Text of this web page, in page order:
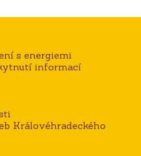
s energiemi
informací
Královéhradeckého